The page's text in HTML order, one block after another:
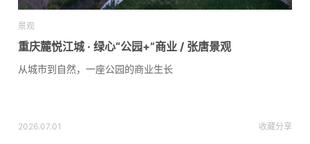
景观
重庆麓悦江城 · 绿心“公园+”商业 / 张唐景观
从城市到自然，一座公园的商业生长
2026.07.01 收藏分享